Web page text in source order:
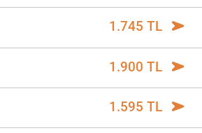
1.745 TL
1.900 TL
1.595 TL